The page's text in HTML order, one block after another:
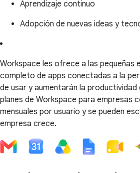
Aprendizaje continuo
Adopción de nuevas ideas y
Workspace les ofrece a las pequeñas
completo de apps conectadas a la
de usar y aumentarán la productividad
planes de Workspace para empresas
mensuales por usuario y se pueden
empresa crece.